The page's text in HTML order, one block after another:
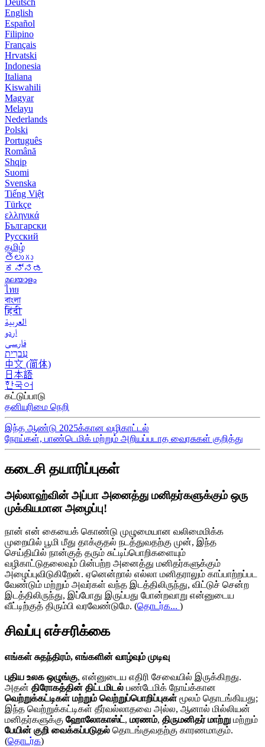
English
Español
Filipino
Français
Hrvatski
Indonesia
Italiana
Kiswahili
Magyar
Melayu
Nederlands
Polski
Português
Română
Shqip
Suomi
Svenska
Tiếng Việt
Türkçe
ελληνικά
Български
Русский
தமிழ்
తెలుగు
ಕನ್ನಡ
മലയാളം
ไทย
বাংলা
हिंदी
العربية
اردو
فارسی
עִברִית
中文 (简体)
日本語
한국어
கட்டுப்பாடு
தனியுரிமை நெறி
இந்த ஆண்டு 2025க்கான வழிகாட்டல்
நோய்கள், பாண்டெமிக் மற்றும் அறியப்படாத வைரசுகள் குறித்து
கடைசி தயாரிப்புகள்
அல்லாஹ்வின் அப்பா அனைத்து மனிதர்களுக்கும் ஒரு
முக்கியமான அழைப்பு!
நான் என் கையைக் கொண்டு முழுமையான வலிமைமிக்க
முறையில் பூமி மீது தாக்குதல் நடத்துவதற்கு முன், இந்த
செய்தியில் நான்குத் தரும் சுட்டிப்பொறிகளையும்
வழிகாட்டுதலைவும் பின்பற்ற அனைத்து மனிதர்களுக்கும்
அழைப்புவிடுகிறேன். ஏனென்றால் எல்லா மனிதராலும் காப்பாற்றப்பட
வேண்டும் மற்றும் அவர்கள் வந்த இடத்திலிருந்து, விட்டுச் சென்ற
இடத்திலிருந்து, இப்போது இருப்பது போன்றவாறு என்னுடைய
வீட்டிற்குத் திரும்பி வரவேண்டுமே. (தொடர்க... )
சிவப்பு எச்சரிக்கை
எங்கள் சுதந்திரம், எங்களின் வாழ்வும் முடிவு
புதிய உலக ஒழுங்கு, என்னுடைய எதிரி சேவையில் இருக்கிறது.
அதன் திரோகத்தின் திட்டமிடல் பண்டேமிக் நோய்க்கான
வெற்றுக்கட்டிகள் மற்றும் வெற்றுப்பொறிப்புகள் மூலம் தொடங்கியது;
இந்த வெற்றுக்கட்டிகள் தீர்வல்லாதவை அல்ல, ஆனால் மில்லியன்
மனிதர்களுக்கு ஹோலோகாஸ்ட் , மரணம், திருமனிதர் மாற்று மற்றும்
பேயின் குறி வைக்கப்படுதல் தொடங்குவதற்கு காரணமாகும்.
(தொடர்க)